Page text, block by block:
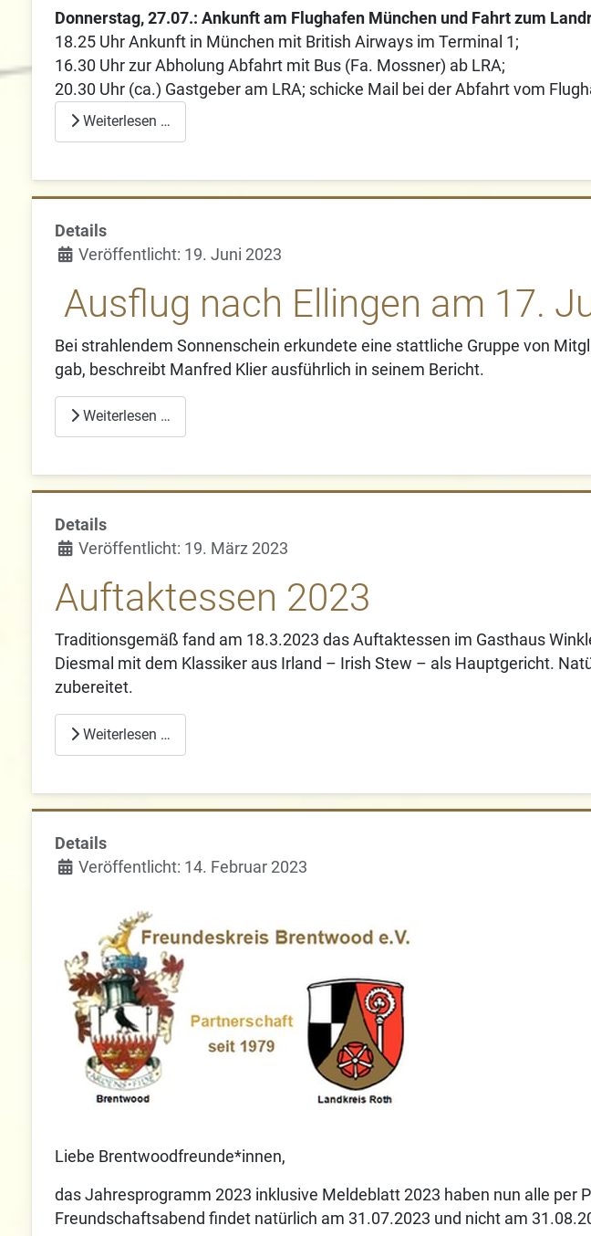
Donnerstag, 27.07.: Ankunft am Flughafen München und Fahrt zum
18.25 Uhr Ankunft in München mit British Airways im Terminal 1;
16.30 Uhr zur Abholung Abfahrt mit Bus (Fa. Mossner) ab LRA;
20.30 Uhr (ca.) Gastgeber am LRA; schicke Mail bei der Abfahrt vom
Weiterlesen …
Details
Veröffentlicht: 19. Juni 2023
Ausflug nach Ellingen am 17.
Bei strahlendem Sonnenschein erkundete eine stattliche Gruppe von
gab, beschreibt Manfred Klier ausführlich in seinem Bericht.
Weiterlesen …
Details
Veröffentlicht: 19. März 2023
Auftaktessen 2023
Traditionsgemäß fand am 18.3.2023 das Auftaktessen im Gasthaus
Diesmal mit dem Klassiker aus Irland – Irish Stew – als Hauptgericht.
zubereitet.
Weiterlesen …
Details
Veröffentlicht: 14. Februar 2023
Liebe Brentwoodfreunde*innen,
das Jahresprogramm 2023 inklusive Meldeblatt 2023 haben nun alle per
Freundschaftsabend findet natürlich am 31.07.2023 und nicht am